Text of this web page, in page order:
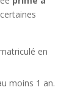
en
moins 1 an.